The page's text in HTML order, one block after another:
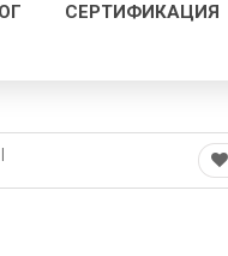
СЕРТИФИКАЦИЯ